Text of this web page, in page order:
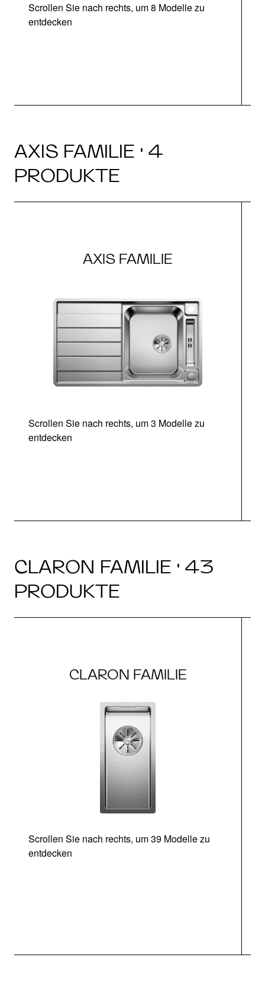
Scrollen Sie nach rechts, um 8 Modelle zu
entdecken
AXIS FAMILIE · 4
PRODUKTE
AXIS FAMILIE
Scrollen Sie nach rechts, um 3 Modelle zu
entdecken
CLARON FAMILIE · 43
PRODUKTE
CLARON FAMILIE
Scrollen Sie nach rechts, um 39 Modelle zu
entdecken